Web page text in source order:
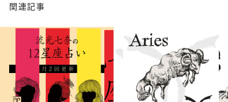
関連記事